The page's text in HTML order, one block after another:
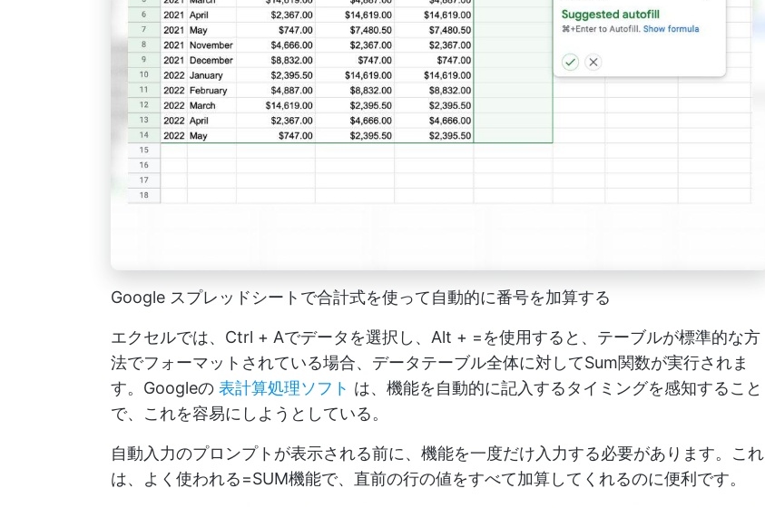
Google スプレッドシートで合計式を使って自動的に番号を加算する
エクセルでは、Ctrl + Aでデータを選択し、Alt + =を使用すると、テーブルが標準的な方
法でフォーマットされている場合、データテーブル全体に対してSum関数が実行されま
す。Googleの 表計算処理ソフト は、機能を自動的に記入するタイミングを感知すること
で、これを容易にしようとしている。
自動入力のプロンプトが表示される前に、機能を一度だけ入力する必要があります。これ
は、よく使われる=SUM機能で、直前の行の値をすべて加算してくれるのに便利です。